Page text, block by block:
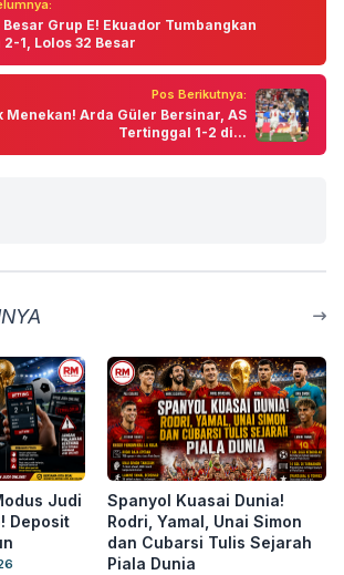
Grup E! Ekuador Tumbangkan
1, Lolos 32 Besar
Pos Berikutnya:
Menekan! Arda Güler Bersinar, AS
Tertinggal 1-2 di...
Judi
Deposit
Spanyol Kuasai Dunia!
Rodri, Yamal, Unai Simon
dan Cubarsi Tulis Sejarah
Piala Dunia